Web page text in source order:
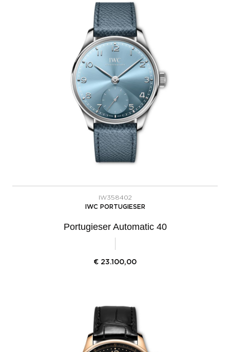
IW358402
IWC PORTUGIESER
Portugieser Automatic 40
€ 23.100,00